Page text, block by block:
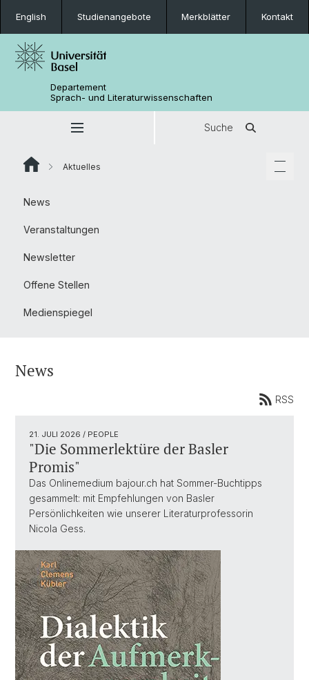
English Studienangebote Merkblätter Kontakt
Departement
Sprach- und Literaturwissenschaften
Suche
Aktuelles
News
Veranstaltungen
Newsletter
Offene Stellen
Medienspiegel
News
RSS
21. JULI 2026 / PEOPLE
"Die Sommerlektüre der Basler
Promis"
Das Onlinemedium bajour.ch hat Sommer-Buchtipps
gesammelt: mit Empfehlungen von Basler
Persönlichkeiten wie unserer Literaturprofessorin
Nicola Gess.